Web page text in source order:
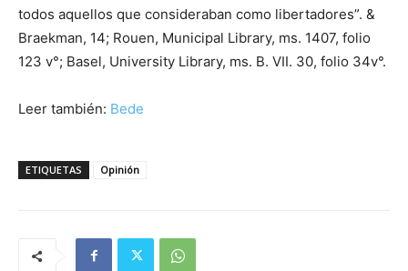
todos aquellos que consideraban como libertadores”. &
Braekman, 14; Rouen, Municipal Library, ms. 1407, folio
123 v°; Basel, University Library, ms. B. VII. 30, folio 34v°.
Leer también: Bede
ETIQUETAS Opinión